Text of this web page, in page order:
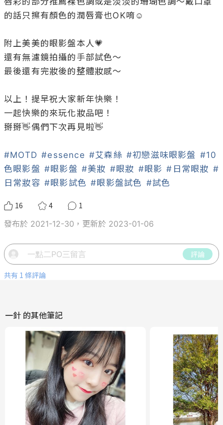
的話只擦有顏色的潤唇膏也OK唷☺️
附上美美的眼影盤本人💗
還有無濾鏡拍攝的手部試色～
最後還有完妝後的整體妝感～
以上！提早祝大家新年快樂！
一起快樂的來玩化妝品吧！
掰掰👋偶們下次再見啦👋
#MOTD #essence #艾森絲 #初戀滋味眼影盤 #10
色眼影盤 #眼影盤 #美妝 #眼妝 #眼影 #日常眼妝 #
日常妝容 #眼影試色 #眼影盤試色 #試色
16 4
1
發布於 2021-12-30，更新於 2023-01-06
評論
共有 1 條評論
一針 的其他筆記